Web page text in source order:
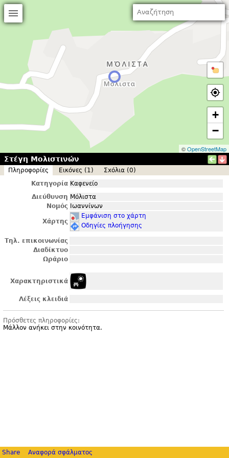
+
−
©OpenStreetMap
Στέγη Μολιστινών
Πληροφορίες Εικόνες (1)
Σxόλια (0)
Κατηγορία Καφενείο
Διεύθυνση Μόλιστα
Νομός Ιωαννίνων
Χάρτης
Εμφάνιση στο χάρτη
Οδηγίες πλοήγησης
Τηλ. επικοινωνίας
Διαδίκτυο
Ωράριο
Χαρακτηριστικά
Λέξεις κλειδιά
Πρόσθετες πληροφορίες:
Μάλλον ανήκει στην κοινότητα.
Share Αναφορά σφάλματος